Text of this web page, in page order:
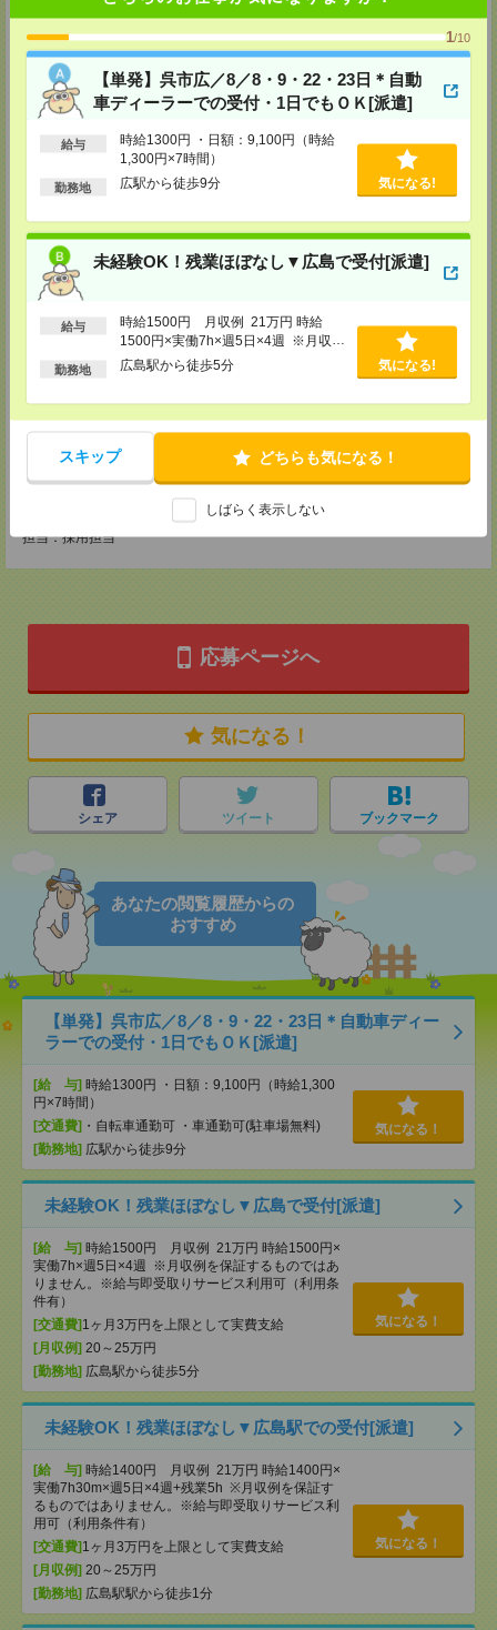
1/10
【単発】呉市広／8／8・9・22・23日＊自動
車ディーラーでの受付・1日でもＯＫ[派遣]
給与
時給1300円 ・日額：9,100円（時給
1,300円×7時間）
勤務地 広駅から徒歩9分 気になる!
未経験OK！残業ほぼなし▼広島で受付[派遣]
給与
時給1500円 月収例 21万円 時給
1500円×実働7h×週5日×4週 ※月収例
を保証するものではありません。※給
勤務地 広島駅から徒歩5分 気になる!
スキップ どちらも気になる！
しばらく表示しない
TEL：0120-995-984
FAX：0120-709-785
担当：採用担当
広島営業所
〒730-0031
広島県広島市中区紙屋町2丁目1番地22号 広島興銀ビル11階
TEL：0120-709-707
FAX：0120-934-504
〒790-0003
愛媛県松山市三番町7丁目1番地21号 ジブラルタ生命松山ビル8階
TEL：0120-709-707
FAX：0120-709-890
担当：採用担当
福岡営業所
福岡県福岡市博多区中洲5丁目6番24号 第6ガーデンビル2階
FAX：0120-709-927
熊本営業所
熊本県熊本市中央区花畑町4番1号 太陽生命熊本第2ビル9階
担当：採用担当
応募ページへ
気になる！
シェア ツイート ブックマーク
あなたの閲覧履歴からの
おすすめ
【単発】呉市広／8／8・9・22・23日＊自動車ディー
ラーでの受付・1日でもＯＫ[派遣]
[給 与] 時給1300円 ・日額：9,100円（時給1,300
円×7時間）
[交通費] ・自転車通勤可 ・車通勤可(駐車場無料)
[勤務地] 広駅から徒歩9分
気になる！
未経験OK！残業ほぼなし▼広島で受付[派遣]
[給 与] 時給1500円 月収例 21万円 時給1500円×
実働7h×週5日×4週 ※月収例を保証するものではあ
りません。※給与即受取りサービス利用可（利用条
件有）
[交通費] 1ヶ月3万円を上限として実費支給
[月収例] 20～25万円
[勤務地] 広島駅から徒歩5分
気になる！
未経験OK！残業ほぼなし▼広島駅での受付[派遣]
[給 与] 時給1400円 月収例 21万円 時給1400円×
実働7h30m×週5日×4週+残業5h ※月収例を保証す
るものではありません。※給与即受取りサービス利
用可（利用条件有）
[交通費] 1ヶ月3万円を上限として実費支給
[月収例] 20～25万円
[勤務地] 広島駅駅から徒歩1分
気になる！